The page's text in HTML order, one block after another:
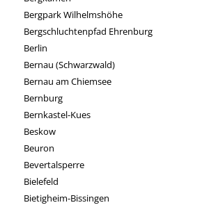
Bergpark Wilhelmshöhe
Bergschluchtenpfad Ehrenburg
Berlin
Bernau (Schwarzwald)
Bernau am Chiemsee
Bernburg
Bernkastel-Kues
Beskow
Beuron
Bevertalsperre
Bielefeld
Bietigheim-Bissingen